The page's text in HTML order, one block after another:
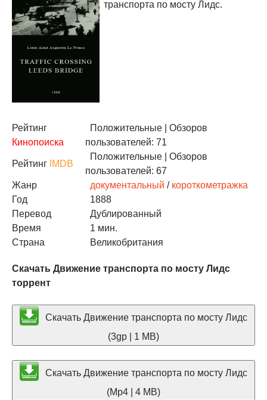
транспорта по мосту Лидс.
Рейтинг
Кинопоиска
Положительные | Обзоров
пользователей: 71
Рейтинг IMDB
Положительные | Обзоров
пользователей: 67
Жанр
документальный / короткометражка
Год
1888
Перевод
Дублированный
Время
1 мин.
Страна
Великобритания
Скачать Движение транспорта по мосту Лидс
торрент
Скачать Движение транспорта по мосту Лидс
(3gp | 1 MB)
Скачать Движение транспорта по мосту Лидс
(Mp4 | 4 MB)